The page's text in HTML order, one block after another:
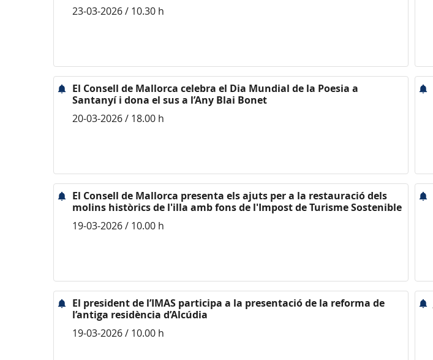
23-03-2026 / 10.30 h
El Consell de Mallorca celebra el Dia Mundial de la Poesia a
Santanyí i dona el sus a l’Any Blai Bonet
20-03-2026 / 18.00 h
El Consell de Mallorca presenta els ajuts per a la restauració dels
molins històrics de l'illa amb fons de l'Impost de Turisme Sostenible
19-03-2026 / 10.00 h
El president de l’IMAS participa a la presentació de la reforma de
l’antiga residència d’Alcúdia
19-03-2026 / 10.00 h